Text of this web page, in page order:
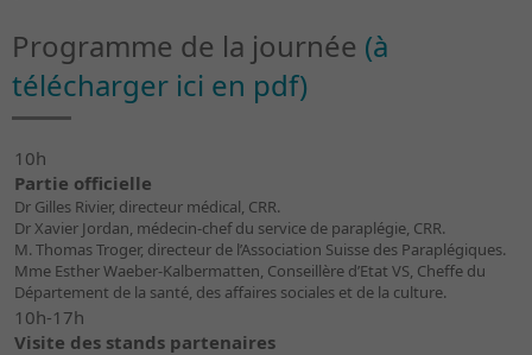
Programme de la journée (à
télécharger ici en pdf)
10h
Partie officielle
Dr Gilles Rivier, directeur médical, CRR.
Dr Xavier Jordan, médecin-chef du service de paraplégie, CRR.
M. Thomas Troger, directeur de l’Association Suisse des Paraplégiques.
Mme Esther Waeber-Kalbermatten, Conseillère d’Etat VS, Cheffe du
Département de la santé, des affaires sociales et de la culture.
10h-17h
Visite des stands partenaires